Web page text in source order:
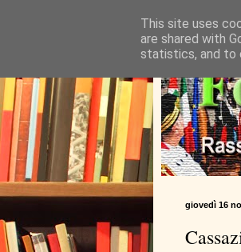
giovedì 16
This site uses
are shared with
statistics, and to